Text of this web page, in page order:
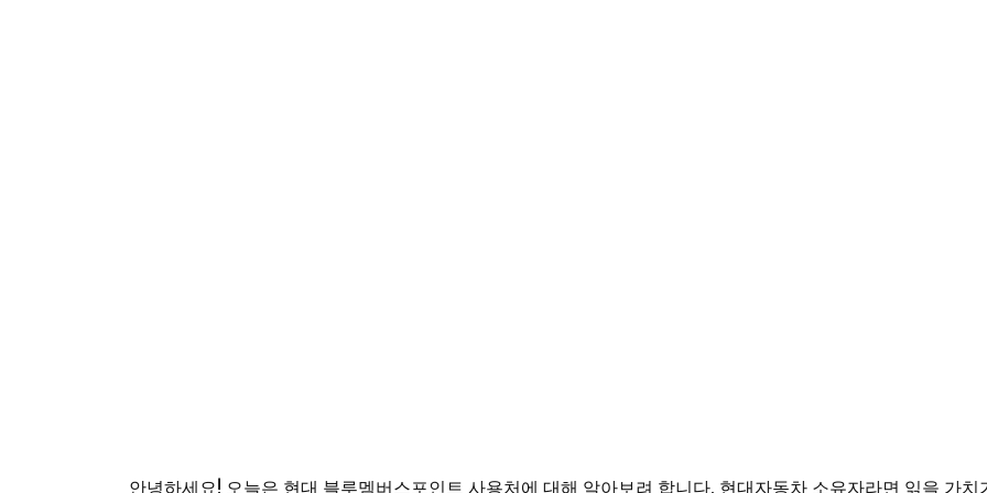
안녕하세요! 오늘은 현대 블루멤버스포인트 사용처에 대해 알아보려 합니다. 현대자동차 소유자라면 읽을 가